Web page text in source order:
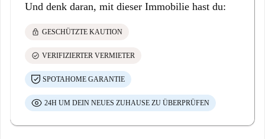
Und denk daran, mit dieser Immobilie hast du:
lock GESCHÜTZTE KAUTION
check_circle VERIFIZIERTER VERMIETER
SPOTAHOME GARANTIE
24H UM DEIN NEUES ZUHAUSE ZU ÜBERPRÜFEN